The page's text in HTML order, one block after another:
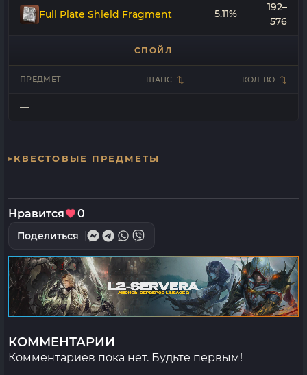
Full Plate Shield Fragment 5.11%
192–
576
СПОЙЛ
ПРЕДМЕТ ШАНС КОЛ-ВО
—
КВЕСТОВЫЕ ПРЕДМЕТЫ
Нравится 0
Поделиться
КОММЕНТАРИИ
Комментариев пока нет. Будьте первым!